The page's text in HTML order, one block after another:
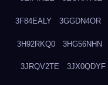
3F84EALY 3GGDN4OR
3H92RKQ0 3HG56NHN
3JRQV2TE 3JX0QDYF